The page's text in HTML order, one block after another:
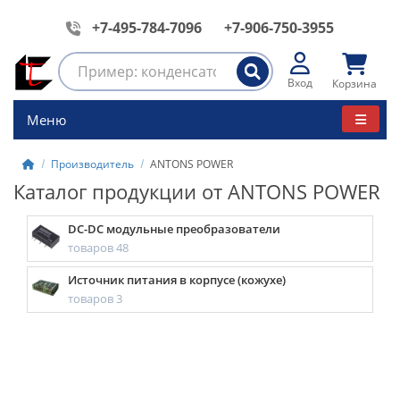
+7-495-784-7096 +7-906-750-3955
Вход Корзина
Меню
Производитель ANTONS POWER
Каталог продукции от ANTONS POWER
DC-DC модульные преобразователи
товаров 48
Источник питания в корпусе (кожухе)
товаров 3